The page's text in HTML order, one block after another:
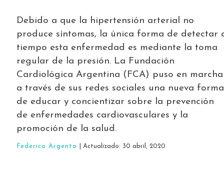
Debido a que la hipertensión arterial no
produce síntomas, la única forma de detectar
tiempo esta enfermedad es mediante la toma
regular de la presión. La Fundación
Cardiológica Argentina (FCA) puso en marcha
a través de sus redes sociales una nueva forma
de educar y concientizar sobre la prevención
de enfermedades cardiovasculares y la
promoción de la salud.
Federico Argento | Actualizado: 30 abril, 2020